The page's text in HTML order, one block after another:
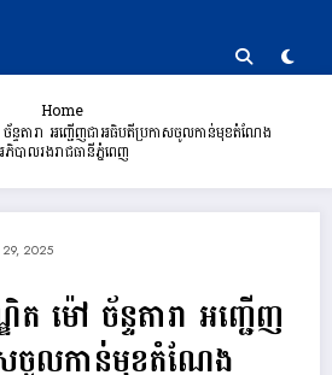
Home
ន្ទតារា អញ្ជើញជាអធិបតីប្រកាសចូលកាន់មុខតំណែង
បាលរងរាជធានីភ្នំពេញ
2025
ត ម៉ៅ ច័ន្ទតារា អញ្ជើញ
ចូលកាន់មុខតំណែង